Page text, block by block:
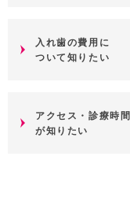
入れ歯の費用に
ついて知りたい
アクセス・診療時間
が知りたい